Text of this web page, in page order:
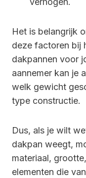
Het is belangrijk
deze factoren bij
dakpannen voor
aannemer kan je
welk gewicht
type constructie.
Dus, als je wilt
dakpan weegt,
materiaal,
elementen die